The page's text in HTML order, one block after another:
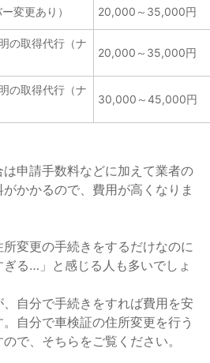
変更あり） 20,000～35,000円
の取得代行（ナ
20,000～35,000円
の取得代行（ナ
30,000～45,000円
申請手数料などに加えて業者の
かかるので、費用が高くなりま
変更の手続きをするだけなのに
る…」と感じる人も多いでしょ
自分で手続きをすれば費用を安
自分で車検証の住所変更を行う
で、そちらをご覧ください。